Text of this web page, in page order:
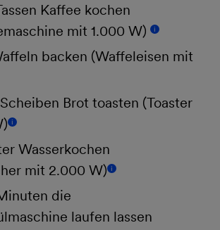
Kaffee kochen
mit 1.000 W)
i
backen (Waffeleisen mit
Brot toasten (Toaster
i
Wasserkochen
mit 2.000 W) i
die
laufen lassen